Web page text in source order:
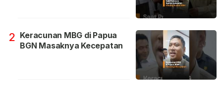
2 Keracunan MBG di Papua
BGN Masaknya Kecepatan